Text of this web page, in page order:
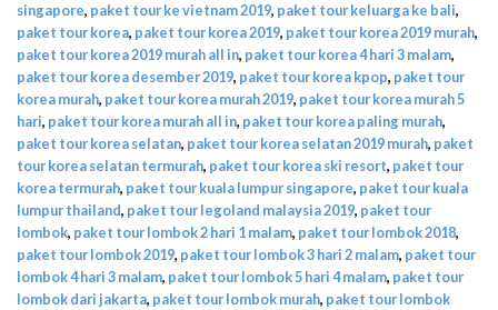
singapore, paket tour ke vietnam 2019, paket tour keluarga ke bali,
paket tour korea, paket tour korea 2019, paket tour korea 2019 murah,
paket tour korea 2019 murah all in, paket tour korea 4 hari 3 malam,
paket tour korea desember 2019, paket tour korea kpop, paket tour
korea murah, paket tour korea murah 2019, paket tour korea murah 5
hari, paket tour korea murah all in, paket tour korea paling murah,
paket tour korea selatan, paket tour korea selatan 2019 murah, paket
tour korea selatan termurah, paket tour korea ski resort, paket tour
korea termurah, paket tour kuala lumpur singapore, paket tour kuala
lumpur thailand, paket tour legoland malaysia 2019, paket tour
lombok, paket tour lombok 2 hari 1 malam, paket tour lombok 2018,
paket tour lombok 2019, paket tour lombok 3 hari 2 malam, paket tour
lombok 4 hari 3 malam, paket tour lombok 5 hari 4 malam, paket tour
lombok dari jakarta, paket tour lombok murah, paket tour lombok